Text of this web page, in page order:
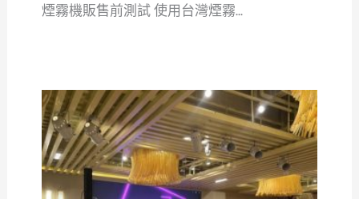
煙霧機販售前測試 使用台灣煙霧...